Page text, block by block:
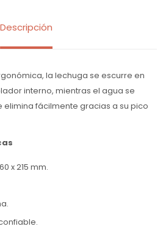
Descripción
la lechuga se escurre en
interno, mientras el agua se
elimina fácilmente gracias a su pico
x 215 mm.